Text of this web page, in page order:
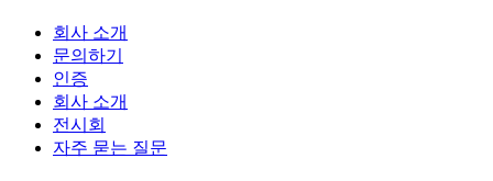
회사 소개
문의하기
인증
회사 소개
전시회
자주 묻는 질문